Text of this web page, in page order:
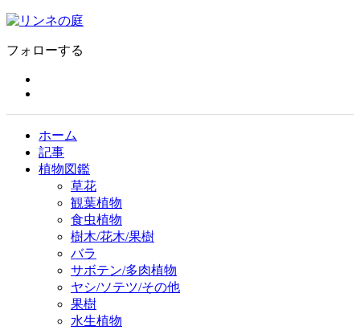
フォローする
ホーム
記事
植物図鑑
草花
観葉植物
食虫植物
樹木/花木/果樹
バラ
サボテン/多肉植物
ヤシ/ソテツ/その他
果樹
水生植物